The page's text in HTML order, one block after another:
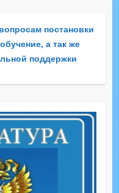
постановки
а так же
поддержки